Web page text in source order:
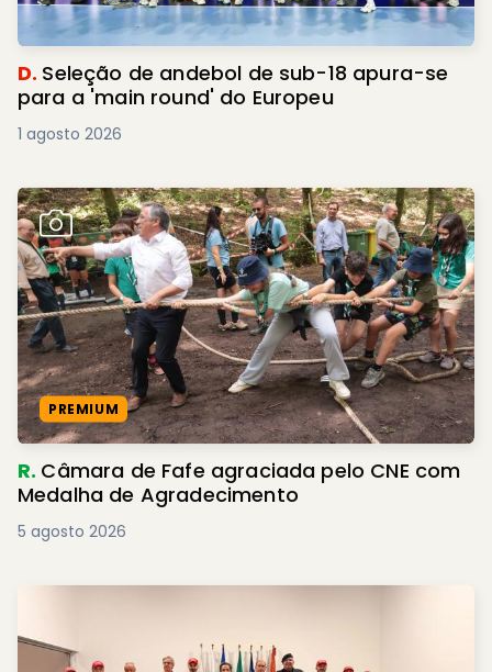
D. Seleção de andebol de sub-18 apura-se
para a 'main round' do Europeu
1 agosto 2026
PREMIUM
R. Câmara de Fafe agraciada pelo CNE com
Medalha de Agradecimento
5 agosto 2026